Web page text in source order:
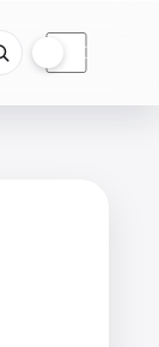
☾